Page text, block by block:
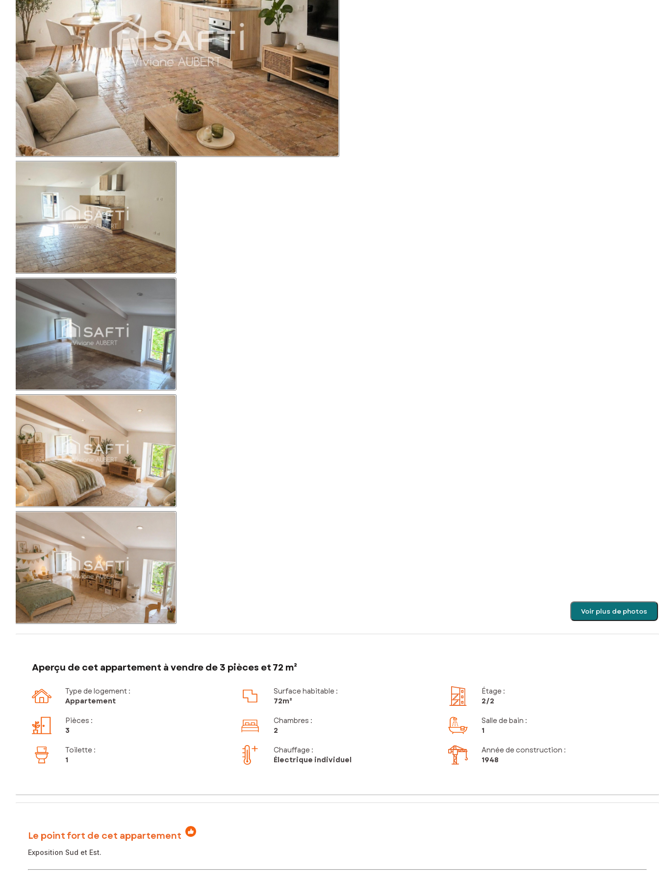
Voir plus de photos
Aperçu de cet appartement à vendre de 3 pièces et 72 m²
Type de logement :
Appartement
Surface habitable :
72m²
Étage :
2/2
Pièces :
3
Chambres :
2
Salle de bain :
1
Toilette :
1
Chauffage :
Électrique individuel
Année de construction :
1948
Le point fort de cet appartement
Exposition Sud et Est.